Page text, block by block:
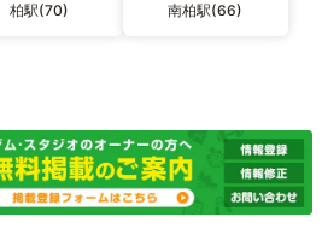
柏駅(70) 南柏駅(66)